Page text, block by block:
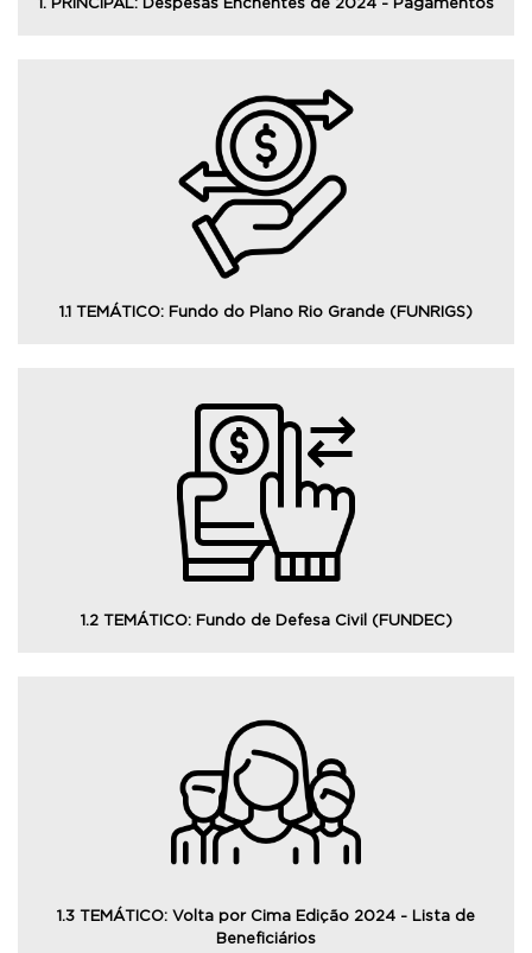
1.1 TEMÁTICO: Fundo do Plano Rio Grande (FUNRIGS)
Consulte os dados dos recursos do Fundo do Plano Rio
Grande (FUNRIGS).
1.2 TEMÁTICO: Fundo de Defesa Civil (FUNDEC)
Consulte as transferências dos recursos do Fundo
Estadual de Defesa Civil (FUNDEC) aos Municípios em
estado de calamidade pública formalmente decretada
pelo Estado.
1.3 TEMÁTICO: Volta por Cima Edição 2024 - Lista de
Beneficiários
Consulte a relação dos beneficiários do programa Volta
por Cima e o valores pagos pelo Estado às famílias
atingidas pelos eventos climáticos de 2024.